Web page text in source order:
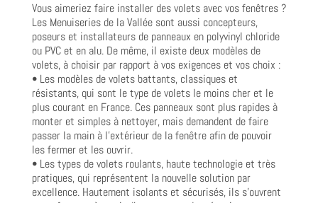
Vous aimeriez faire installer des volets avec vos fenêtres ?
Les Menuiseries de la Vallée sont aussi concepteurs,
poseurs et installateurs de panneaux en polyvinyl chloride
ou PVC et en alu. De même, il existe deux modèles de
volets, à choisir par rapport à vos exigences et vos choix :
• Les modèles de volets battants, classiques et
résistants, qui sont le type de volets le moins cher et le
plus courant en France. Ces panneaux sont plus rapides à
monter et simples à nettoyer, mais demandent de faire
passer la main à l’extérieur de la fenêtre afin de pouvoir
les fermer et les ouvrir.
• Les types de volets roulants, haute technologie et très
pratiques, qui représentent la nouvelle solution par
excellence. Hautement isolants et sécurisés, ils s’ouvrent